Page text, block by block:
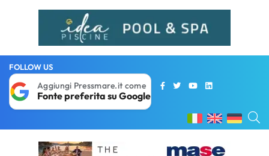
FOLLOW US
Aggiungi Pressmare.it come
Fonte preferita su Google